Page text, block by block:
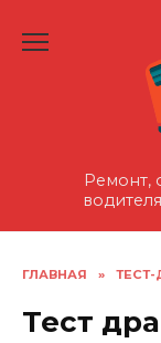
Ремонт,
ГЛАВНАЯ »
Тест